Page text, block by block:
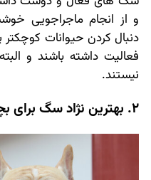
و از انجام ماجراجویی
دنبال کردن حیوانات کوچکتر
فعالیت داشته باشند و
نیستند.
2. بهترین نژاد سگ برای بچه ها: بولداگ فرانسوی